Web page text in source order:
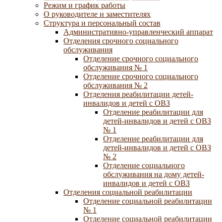
Режим и график работы
О руководителе и заместителях
Структура и персональный состав
Административно-управленческий аппарат
Отделения срочного социального
обслуживания
Отделение срочного социального
обслуживания № 1
Отделение срочного социального
обслуживания № 2
Отделения реабилитации детей-
инвалидов и детей с ОВЗ
Отделение реабилитации для
детей-инвалидов и детей с ОВЗ
№ 1
Отделение реабилитации для
детей-инвалидов и детей с ОВЗ
№ 2
Отделение социального
обслуживания на дому детей-
инвалидов и детей с ОВЗ
Отделения социальной реабилитации
Отделение социальной реабилитации
№ 1
Отделение социальной реабилитации